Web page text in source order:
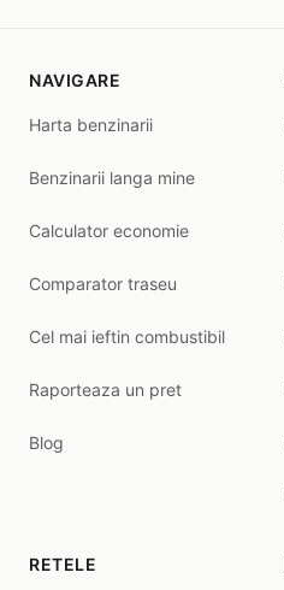
NAVIGARE
Harta benzinarii
Benzinarii langa mine
Calculator economie
Comparator traseu
Cel mai ieftin combustibil
Raporteaza un pret
Blog
RETELE